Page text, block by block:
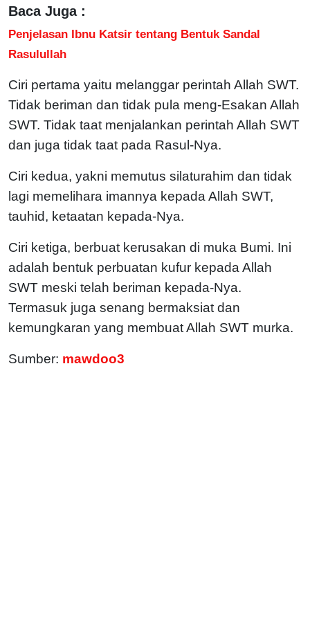
Baca Juga :
Penjelasan Ibnu Katsir tentang Bentuk Sandal
Rasulullah
Ciri pertama yaitu melanggar perintah Allah SWT.
Tidak beriman dan tidak pula meng-Esakan Allah
SWT. Tidak taat menjalankan perintah Allah SWT
dan juga tidak taat pada Rasul-Nya.
Ciri kedua, yakni memutus silaturahim dan tidak
lagi memelihara imannya kepada Allah SWT,
tauhid, ketaatan kepada-Nya.
Ciri ketiga, berbuat kerusakan di muka Bumi. Ini
adalah bentuk perbuatan kufur kepada Allah
SWT meski telah beriman kepada-Nya.
Termasuk juga senang bermaksiat dan
kemungkaran yang membuat Allah SWT murka.
Sumber: mawdoo3